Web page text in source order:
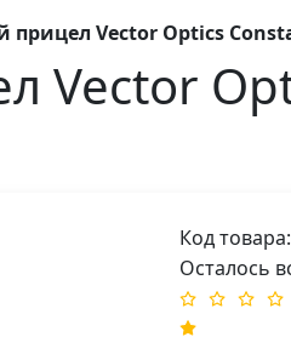
Vector Optics
Vector
Код товара:
Осталось